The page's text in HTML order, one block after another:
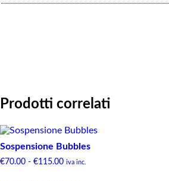
Prodotti correlati
Sospensione Bubbles
€70.00 - €115.00 iva inc.